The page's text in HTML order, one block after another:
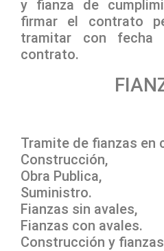
y fianza de
firmar el contrato
tramitar con fecha
contrato.
Tramite de fianzas en
Construcción,
Obra Publica,
Suministro.
Fianzas sin avales,
Fianzas con avales.
Construcción y